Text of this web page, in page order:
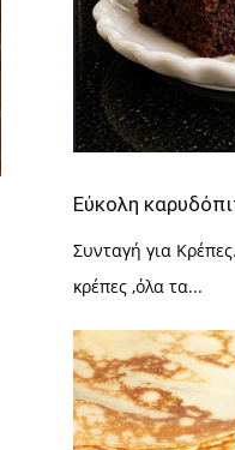
Εύκολη
Συνταγή για
κρέπες ,όλα τα...